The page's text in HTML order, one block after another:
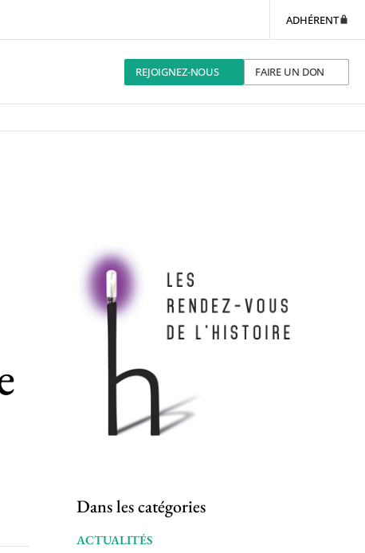
ADHÉRENT
REJOIGNEZ-NOUS FAIRE UN DON
Dans les catégories
ACTUALITÉS